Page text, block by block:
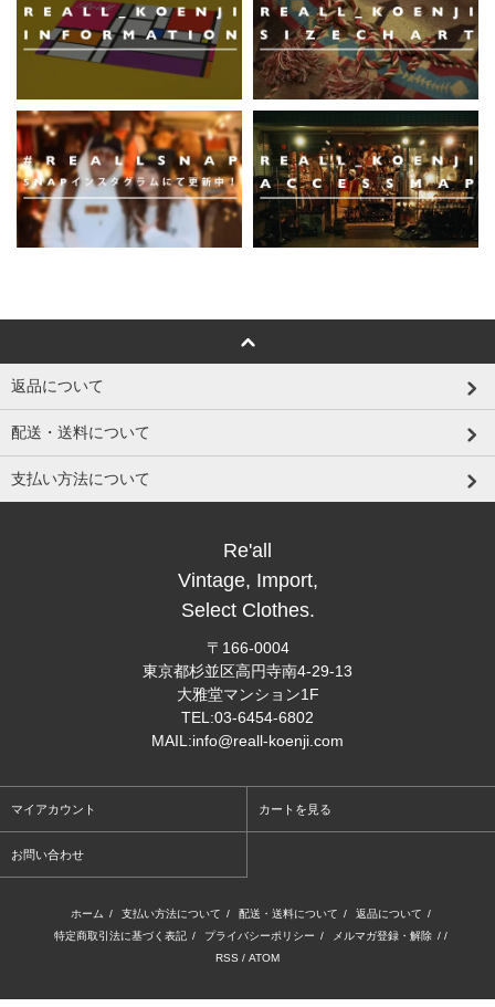
返品について
配送・送料について
支払い方法について
Re'all
Vintage, Import,
Select Clothes.
〒166-0004
東京都杉並区高円寺南4-29-13
大雅堂マンション1F
TEL:03-6454-6802
MAIL:info@reall-koenji.com
マイアカウント カートを見る
お問い合わせ
ホーム / 支払い方法について / 配送・送料について / 返品について /
特定商取引法に基づく表記 / プライバシーポリシー / メルマガ登録・解除 / /
RSS / ATOM